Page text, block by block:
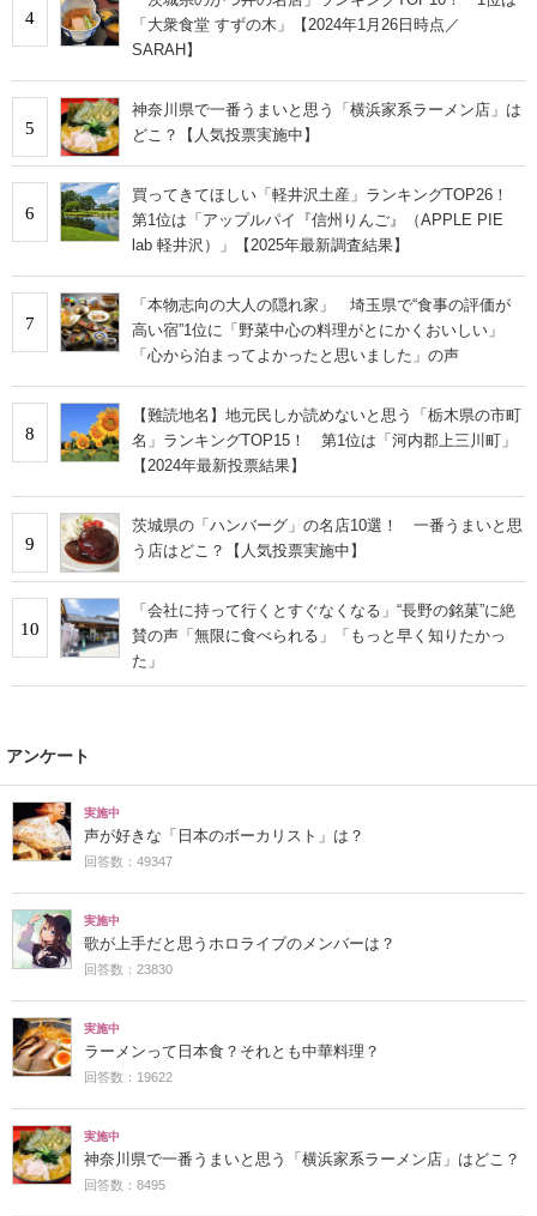
4
「大衆食堂 すずの木」【2024年1月26日時点／
SARAH】
5
神奈川県で一番うまいと思う「横浜家系ラーメン店」は
どこ？【人気投票実施中】
6
買ってきてほしい「軽井沢土産」ランキングTOP26！
第1位は「アップルパイ『信州りんご』（APPLE PIE
lab 軽井沢）」【2025年最新調査結果】
7
「本物志向の大人の隠れ家」 埼玉県で“食事の評価が
高い宿”1位に「野菜中心の料理がとにかくおいしい」
「心から泊まってよかったと思いました」の声
8
【難読地名】地元民しか読めないと思う「栃木県の市町
名」ランキングTOP15！ 第1位は「河内郡上三川町」
【2024年最新投票結果】
9
茨城県の「ハンバーグ」の名店10選！ 一番うまいと思
う店はどこ？【人気投票実施中】
10
「会社に持って行くとすぐなくなる」“長野の銘菓”に絶
賛の声「無限に食べられる」「もっと早く知りたかっ
た」
アンケート
実施中
声が好きな「日本のボーカリスト」は？
回答数：49347
実施中
歌が上手だと思うホロライブのメンバーは？
回答数：23830
実施中
ラーメンって日本食？それとも中華料理？
回答数：19622
実施中
神奈川県で一番うまいと思う「横浜家系ラーメン店」はどこ？
回答数：8495